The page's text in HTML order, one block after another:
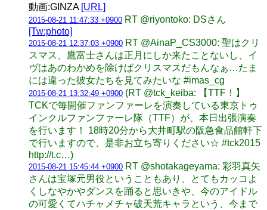
動画:GINZA [URL]
2015-08-21 11:47:33 +0900 RT @riyontoko: DSさん
[Tw:photo]
2015-08-21 12:37:03 +0900 RT @AinaP_CS3000: 聖はクリ
スマス、鷹富士さんは正月にしか来たことないし、イ
ヴはあのわかめを除けばクリスマスだもんなぁ…たま
には違った彼女たちを見てみたいな #imas_cg
2015-08-21 13:32:49 +0900 (RT @tck_keiba: 【TTF！】
TCKで毎開催ファンファーレを演奏している東京トゥ
インクルファンファーレ隊（TTF）が、本日出張演奏
を行います！ 18時20分から大井町駅の阪急食品館軒下
で行いますので、是非お立ち寄りください☆ #tck2015
http://t.c…)
2015-08-21 15:45:44 +0900 RT @shotakageyama: 彩羽真矢
さんは宝塚元男役ということもあり、とてもカッコよ
くしなやかやダンスを踊ると思いきや、今のアイドル
の可愛くてハチャメチャ破天荒キャラという、今まで